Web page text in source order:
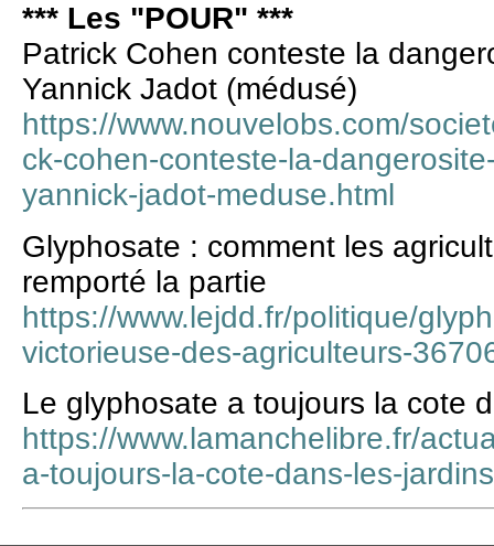
*** Les "POUR" ***
Patrick Cohen conteste la
Yannick Jadot (médusé)
https://www.nouvelobs.com/
ck-cohen-conteste-la-
yannick-jadot-meduse.html
Glyphosate : comment les
remporté la partie
https://www.lejdd.fr/politique/
victorieuse-des-agriculteurs-
Le glyphosate a toujours la cote
https://www.lamanchelibre.fr/
a-toujours-la-cote-dans-les-jardins